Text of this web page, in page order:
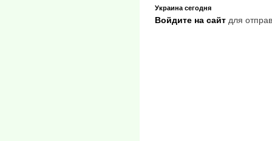
Украина сегодня
Войдите на сайт для